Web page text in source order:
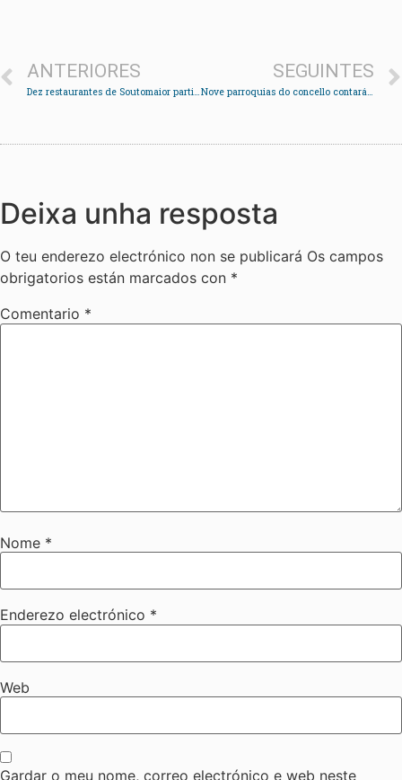
ANTERIORES
Dez restaurantes de Soutomaior participan na IV Semana Gastronómica do Concello
SEGUINTES
Nove parroquias do concello contarán con ludoteca nos meses de xullo e agosto
Deixa unha resposta
O teu enderezo electrónico non se publicará Os campos
obrigatorios están marcados con *
Comentario *
Nome *
Enderezo electrónico *
Web
Gardar o meu nome, correo electrónico e web neste